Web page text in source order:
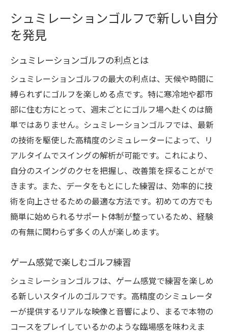
技術向上に最適なシュミレーションゴルフの活
用法
自分のスイングを客観的に分析する
スコアを改善するためのシミュレーション
の利用
精密機器でのデータ収集と分析
フィードバックを生かした練習法
効率的な時間の使い方
シミュレーターが提供する具体的な改善策
天候を気にせずに楽しむシュミレーションゴル
フの魅力
全天候型の快適さ
室内でのゴルフの利点
年間を通じて楽しむ方法
シミュレーションゴルフの持続可能な練習
家庭でも楽しめるゴルフ環境
初心者必見！シュミレーションゴルフでの上達
法
シュミレーションゴルフで新しい自分
を発見
シュミレーションゴルフの利点とは
シュミレーションゴルフの最大の利点は、天候や時間に
縛られずにゴルフを楽しめる点です。特に寒冷地や都市
部に住む方にとって、週末ごとにゴルフ場へ赴くのは簡
単ではありません。シュミレーションゴルフでは、最新
の技術を駆使した高精度のシミュレーターによって、リ
アルタイムでスイングの解析が可能です。これにより、
自分のスイングのクセを把握し、改善策を探ることがで
きます。また、データをもとにした練習は、効率的に技
術を向上させるための最適な方法です。初めての方でも
簡単に始められるサポート体制が整っているため、経験
の有無に関わらず多くの人が楽しめます。
ゲーム感覚で楽しむゴルフ練習
シュミレーションゴルフは、ゲーム感覚で練習を楽しめ
る新しいスタイルのゴルフです。高精度のシミュレータ
ーが提供するリアルな映像と音響により、まるで本物の
コースをプレイしているかのような臨場感を味わえま